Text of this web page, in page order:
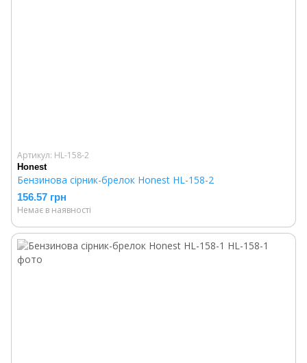
Артикул: HL-158-2
Honest
Бензинова сірник-брелок Honest HL-158-2
156.57 грн
Немає в наявності